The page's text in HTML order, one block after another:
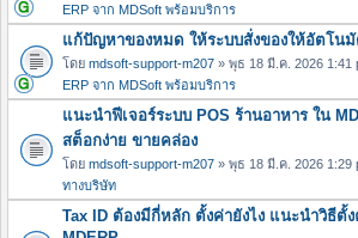
ERP จาก MDSoft พร้อมบริการ
แก้ปัญหาของหมด ให้ระบบสั่งของให้อัตโนมั
โดย mdsoft-support-m207 » พุธ 18 มี.ค. 2026 1:41
ERP จาก MDSoft พร้อมบริการ
แนะนำฟีเจอร์ระบบ POS ร้านอาหาร ใน
สต็อกง่าย ขายคล่อง
โดย mdsoft-support-m207 » พุธ 18 มี.ค. 2026 1:29
ทางบริษัท
Tax ID ต้องมีกี่หลัก ตั้งค่ายังไง แนะนำวิธีตั้